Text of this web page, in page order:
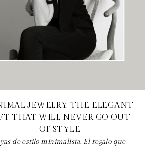
JEWELRY. THE ELEGANT
THAT WILL NEVER GO OUT
OF STYLE
de estilo minimalista. El regalo que